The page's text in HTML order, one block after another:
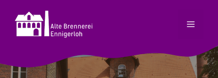
Inhalt
springen
MENÜ